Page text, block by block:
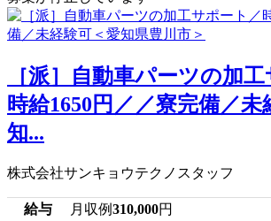
［派］自動車パーツの加
時給1650円／／寮完備／未
知...
株式会社サンキョウテクノスタッフ
給与 月収例310,000円